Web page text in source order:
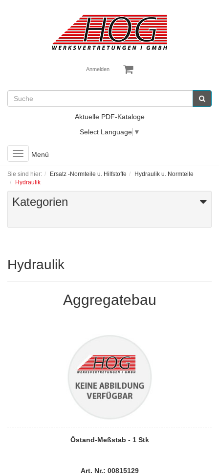
Anmelden
Aktuelle PDF-Kataloge
Select Language ▼
Toggle
navigation
Menü
Sie sind hier: Ersatz -Normteile u. Hilfstoffe
Hydraulik u. Normteile
Hydraulik
Kategorien
Hydraulik
Aggregatebau
Östand-Meßstab - 1 Stk
Art. Nr.: 00815129